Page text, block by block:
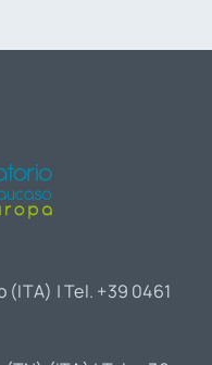
(ITA) | Tel. +39 0461